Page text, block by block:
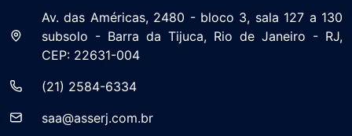
Av. das Américas, 2480 - bloco 3, sala 127 a 130
subsolo - Barra da Tijuca, Rio de Janeiro - RJ,
CEP: 22631-004
(21) 2584-6334
saa@asserj.com.br